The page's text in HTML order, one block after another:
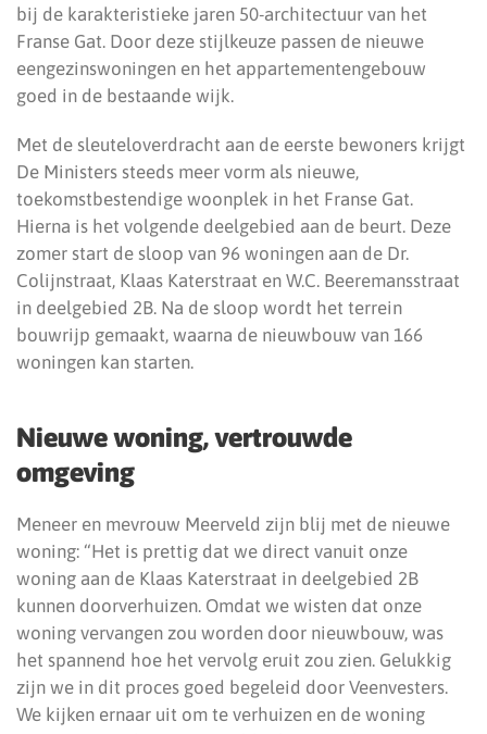
bij de karakteristieke jaren 50-architectuur van het
Franse Gat. Door deze stijlkeuze passen de nieuwe
eengezinswoningen en het appartementengebouw
goed in de bestaande wijk.
Met de sleuteloverdracht aan de eerste bewoners krijgt
De Ministers steeds meer vorm als nieuwe,
toekomstbestendige woonplek in het Franse Gat.
Hierna is het volgende deelgebied aan de beurt. Deze
zomer start de sloop van 96 woningen aan de Dr.
Colijnstraat, Klaas Katerstraat en W.C. Beeremansstraat
in deelgebied 2B. Na de sloop wordt het terrein
bouwrijp gemaakt, waarna de nieuwbouw van 166
woningen kan starten.
Nieuwe woning, vertrouwde
omgeving
Meneer en mevrouw Meerveld zijn blij met de nieuwe
woning: “Het is prettig dat we direct vanuit onze
woning aan de Klaas Katerstraat in deelgebied 2B
kunnen doorverhuizen. Omdat we wisten dat onze
woning vervangen zou worden door nieuwbouw, was
het spannend hoe het vervolg eruit zou zien. Gelukkig
zijn we in dit proces goed begeleid door Veenvesters.
We kijken ernaar uit om te verhuizen en de woning